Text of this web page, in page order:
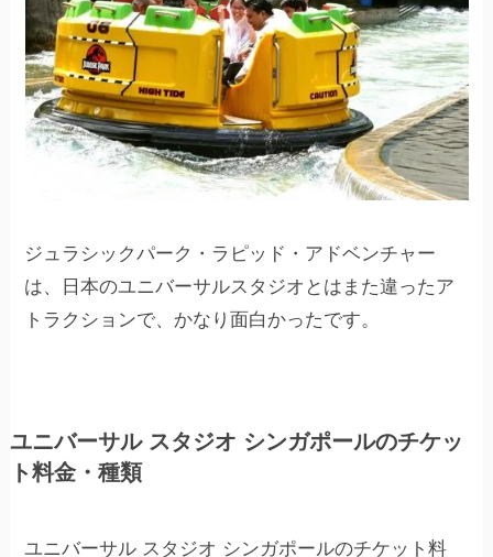
ジュラシックパーク・ラピッド・アドベンチャー
は、日本のユニバーサルスタジオとはまた違ったア
トラクションで、かなり面白かったです。
ユニバーサル スタジオ シンガポールのチケッ
ト料金・種類
ユニバーサル スタジオ シンガポールのチケット料